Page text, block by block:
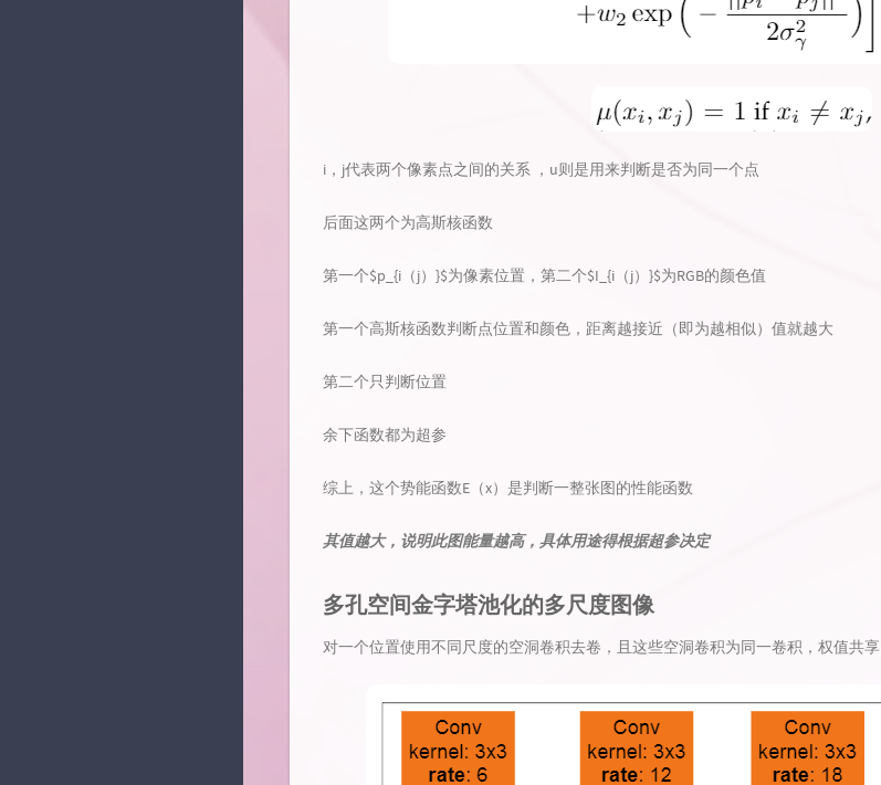
i，j代表两个像素点之间的关系 ，u则是用来判断是否为同一个点
后面这两个为高斯核函数
第一个$p_{i（j）}$为像素位置，第二个$I_{i（j）}$为RGB的颜色值
第一个高斯核函数判断点位置和颜色，距离越接近（即为越相似）值就越大
第二个只判断位置
余下函数都为超参
综上，这个势能函数E（x）是判断一整张图的性能函数
其值越大，说明此图能量越高，具体用途得根据超参决定
多孔空间金字塔池化的多尺度图像
对一个位置使用不同尺度的空洞卷积去卷，且这些空洞卷积为同一卷积，权值共享